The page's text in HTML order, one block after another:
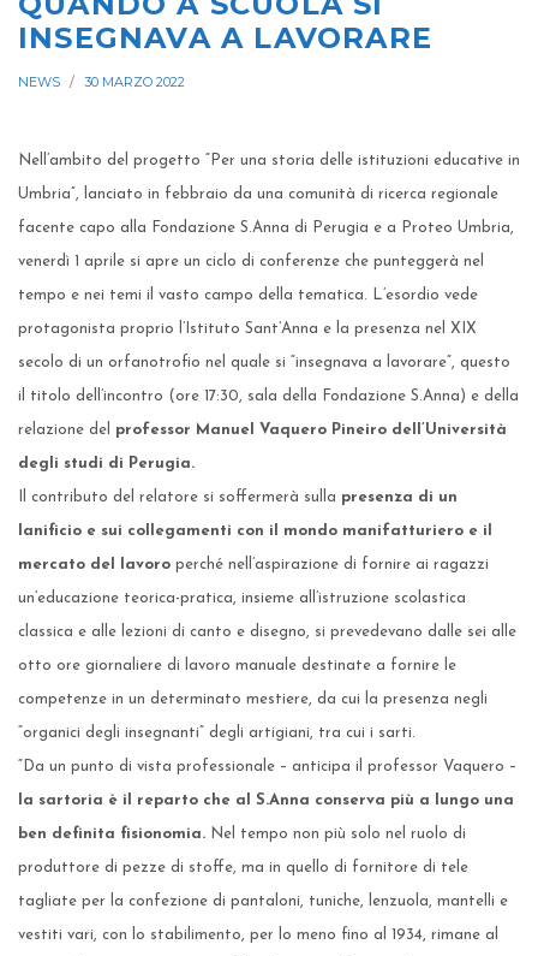
INSEGNAVA A LAVORARE
NEWS 30 MARZO 2022
Nell’ambito del progetto “Per una storia delle istituzioni educative in
Umbria”, lanciato in febbraio da una comunità di ricerca regionale
facente capo alla Fondazione S.Anna di Perugia e a Proteo Umbria,
venerdì 1 aprile si apre un ciclo di conferenze che punteggerà nel
tempo e nei temi il vasto campo della tematica. L’esordio vede
protagonista proprio l’Istituto Sant’Anna e la presenza nel XIX
secolo di un orfanotrofio nel quale si “insegnava a lavorare”, questo
il titolo dell’incontro (ore 17:30, sala della Fondazione S.Anna) e della
relazione del professor Manuel Vaquero Pineiro dell’Università
degli studi di Perugia.
Il contributo del relatore si soffermerà sulla presenza di un
lanificio e sui collegamenti con il mondo manifatturiero e il
mercato del lavoro perché nell’aspirazione di fornire ai ragazzi
un’educazione teorica-pratica, insieme all’istruzione scolastica
classica e alle lezioni di canto e disegno, si prevedevano dalle sei alle
otto ore giornaliere di lavoro manuale destinate a fornire le
competenze in un determinato mestiere, da cui la presenza negli
“organici degli insegnanti” degli artigiani, tra cui i sarti.
“Da un punto di vista professionale – anticipa il professor Vaquero –
la sartoria è il reparto che al S.Anna conserva più a lungo una
ben definita fisionomia. Nel tempo non più solo nel ruolo di
produttore di pezze di stoffe, ma in quello di fornitore di tele
tagliate per la confezione di pantaloni, tuniche, lenzuola, mantelli e
vestiti vari, con lo stabilimento, per lo meno fino al 1934, rimane al